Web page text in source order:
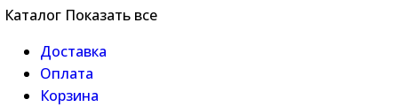
Каталог Показать все
Доставка
Оплата
Корзина